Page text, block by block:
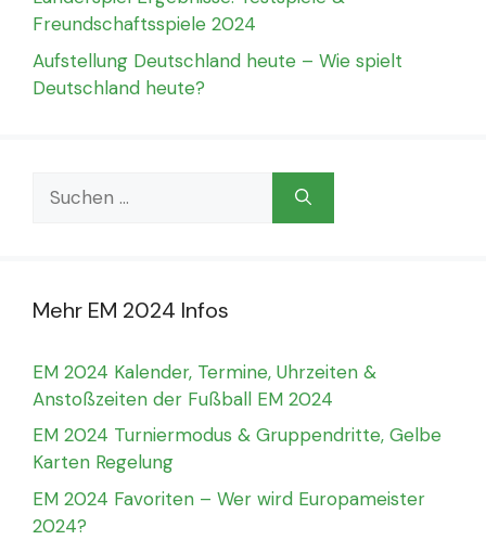
Freundschaftsspiele 2024
Aufstellung Deutschland heute – Wie spielt
Deutschland heute?
Suchen
nach:
Mehr EM 2024 Infos
EM 2024 Kalender, Termine, Uhrzeiten &
Anstoßzeiten der Fußball EM 2024
EM 2024 Turniermodus & Gruppendritte, Gelbe
Karten Regelung
EM 2024 Favoriten – Wer wird Europameister
2024?